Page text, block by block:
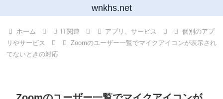
wnkhs.net
ホーム IT関連 アプリ、サービス
個別のアプ
リやサービス
Zoomのユーザー一覧でマイクアイコンが表示され
てないときの対応